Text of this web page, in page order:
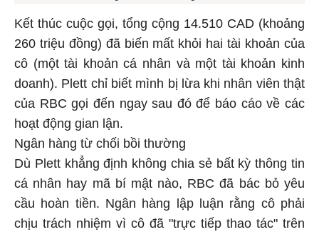
Kết thúc cuộc gọi, tổng cộng 14.510 CAD (khoảng
260 triệu đồng) đã biến mất khỏi hai tài khoản của
cô (một tài khoản cá nhân và một tài khoản kinh
doanh). Plett chỉ biết mình bị lừa khi nhân viên thật
của RBC gọi đến ngay sau đó để báo cáo về các
hoạt động gian lận.
Ngân hàng từ chối bồi thường
Dù Plett khẳng định không chia sẻ bất kỳ thông tin
cá nhân hay mã bí mật nào, RBC đã bác bỏ yêu
cầu hoàn tiền. Ngân hàng lập luận rằng cô phải
chịu trách nhiệm vì cô đã "trực tiếp thao tác" trên